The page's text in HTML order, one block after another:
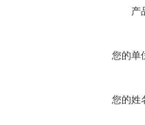
产
您的单
您的姓